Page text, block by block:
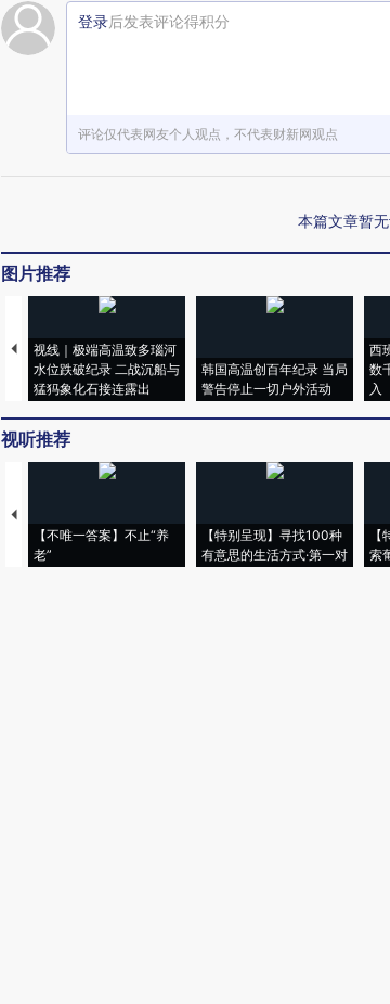
登录后发表评论得积分
评论仅代表网友个人观点，不代表财新网观点
本篇文章暂
图片推荐
视线｜极端高温致多瑙河
水位跌破纪录 二战沉船与
猛犸象化石接连露出
韩国高温创百年纪录 当局
警告停止一切户外活动
西
数
入
视听推荐
【不唯一答案】不止“养
老”
【特别呈现】寻找100种
有意思的生活方式·第一对
索